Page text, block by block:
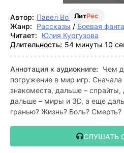
ЛитРес
Автор: Павел Волченко
Жанр:
Рассказы / Боевая
Читает:
Юлия Кургузова
Длительность: 54 минуты 10
Аннотация к аудиокниге:
Чем
погружение в мир игр. Сначала
знакоместа, дальше – спрайты,
дальше – миры и 3D, а еще
гранью? Жизнь? Боль? Смерть?
СЛУШАТЬ